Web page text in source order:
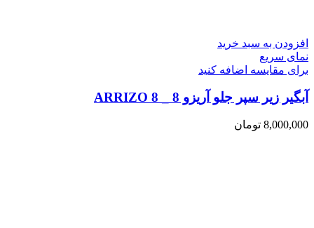
افزودن به سبد خرید
نمای سریع
برای مقایسه اضافه کنید
آبگیر زیر سپر جلو آریزو 8 _ ARRIZO 8
8,000,000 تومان